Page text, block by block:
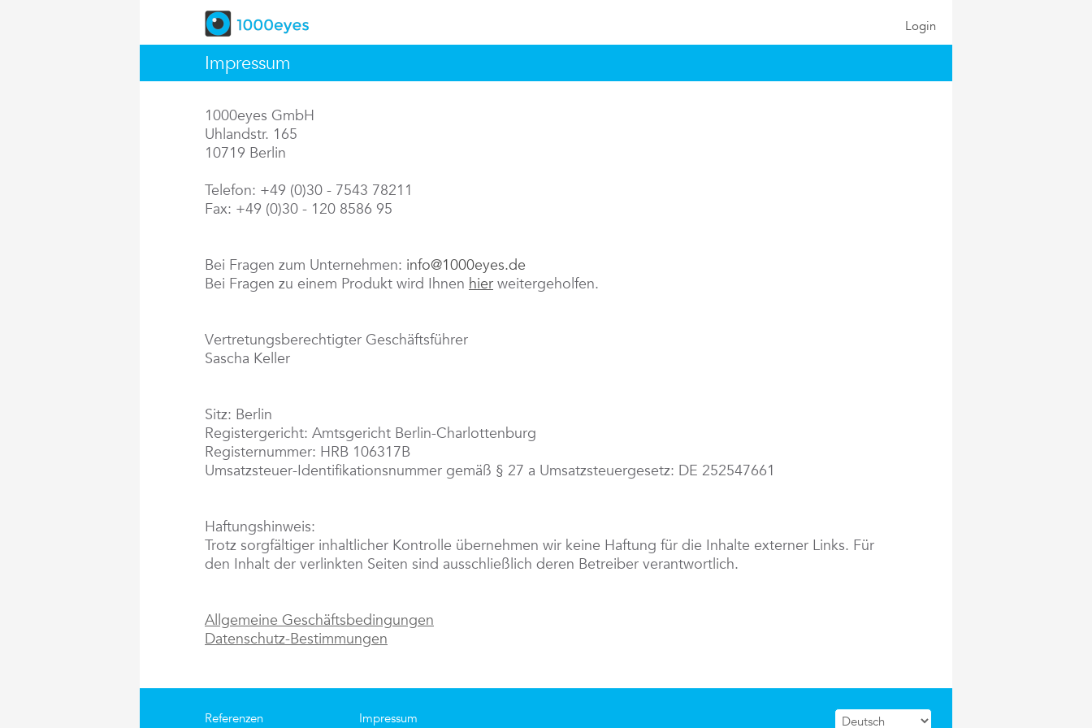
Login
Impressum
1000eyes GmbH
Uhlandstr. 165
10719 Berlin
Telefon: +49 (0)30 - 7543 78211
Fax: +49 (0)30 - 120 8586 95
Bei Fragen zum Unternehmen: info@1000eyes.de
Bei Fragen zu einem Produkt wird Ihnen hier weitergeholfen.
Vertretungsberechtigter Geschäftsführer
Sascha Keller
Sitz: Berlin
Registergericht: Amtsgericht Berlin-Charlottenburg
Registernummer: HRB 106317B
Umsatzsteuer-Identifikationsnummer gemäß § 27 a Umsatzsteuergesetz: DE 252547661
Haftungshinweis:
Trotz sorgfältiger inhaltlicher Kontrolle übernehmen wir keine Haftung für die Inhalte externer Links. Für
den Inhalt der verlinkten Seiten sind ausschließlich deren Betreiber verantwortlich.
Allgemeine Geschäftsbedingungen
Datenschutz-Bestimmungen
Referenzen Impressum